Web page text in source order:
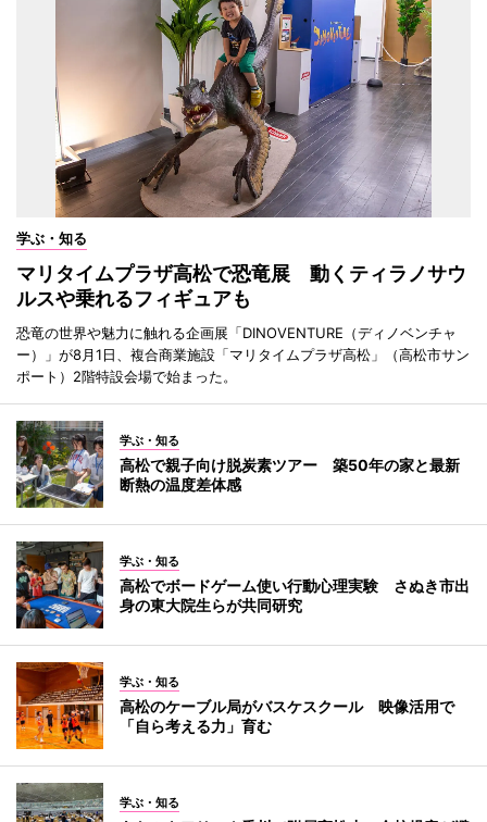
学ぶ・知る
マリタイムプラザ高松で恐竜展 動くティラノサウ
ルスや乗れるフィギュアも
恐竜の世界や魅力に触れる企画展「DINOVENTURE（ディノベンチャ
ー）」が8月1日、複合商業施設「マリタイムプラザ高松」（高松市サン
ポート）2階特設会場で始まった。
学ぶ・知る
高松で親子向け脱炭素ツアー 築50年の家と最新
断熱の温度差体感
学ぶ・知る
高松でボードゲーム使い行動心理実験 さぬき市出
身の東大院生らが共同研究
学ぶ・知る
高松のケーブル局がバスケスクール 映像活用で
「自ら考える力」育む
学ぶ・知る